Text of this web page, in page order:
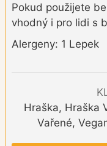
Pokud použijete
vhodný i pro lidi s
Alergeny: 1 Lepek
Hraška, Hraška
Vařené,